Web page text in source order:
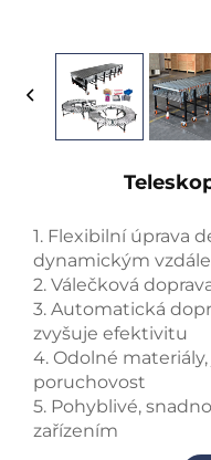
1. Flexibilní úprava
dynamickým
2. Válečková
3. Automatická
zvyšuje efektivitu
4. Odolné
poruchovost
5. Pohyblivé,
zařízením